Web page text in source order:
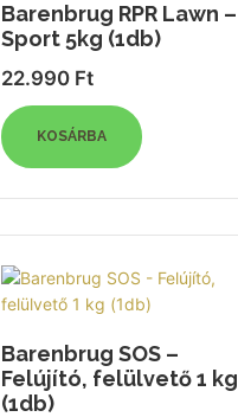
Barenbrug RPR Lawn –
Sport 5kg (1db)
22.990 Ft
KOSÁRBA
Barenbrug SOS –
Felújító, felülvető 1 kg
(1db)